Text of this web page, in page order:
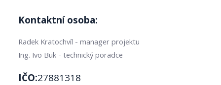
Kontaktní osoba:
Radek Kratochvíl - manager projektu
Ing. Ivo Buk - technický poradce
IČO:27881318